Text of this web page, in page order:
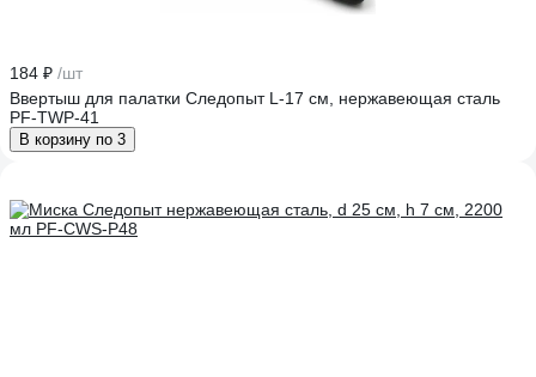
184 ₽ /шт
Ввертыш для палатки Следопыт L-17 см, нержавеющая сталь
PF-TWP-41
В корзину по 3